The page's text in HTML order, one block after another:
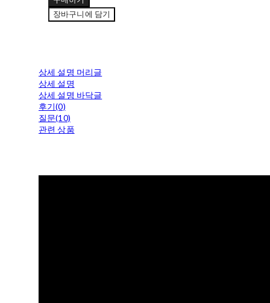
장바구니에 담기
상세 설명 머리글
상세 설명
상세 설명 바닥글
후기(0)
질문(10)
관련 상품